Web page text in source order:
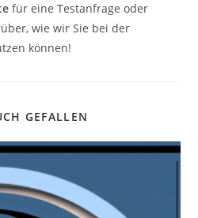
für eine Testanfrage oder
wie wir Sie bei der
können!
GEFALLEN